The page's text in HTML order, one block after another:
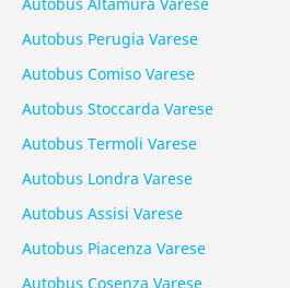
Autobus Perugia Varese
Autobus Comiso Varese
Autobus Stoccarda Varese
Autobus Termoli Varese
Autobus Londra Varese
Autobus Assisi Varese
Autobus Piacenza Varese
Autobus Cosenza Varese